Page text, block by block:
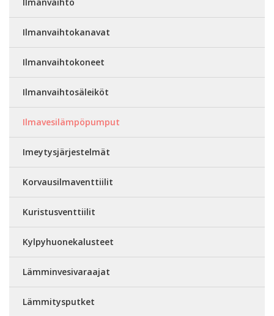
Ilmanvaihtokanavat
Ilmanvaihtokoneet
Ilmanvaihtosäleiköt
Ilmavesilämpöpumput
Imeytysjärjestelmät
Korvausilmaventtiilit
Kuristusventtiilit
Kylpyhuonekalusteet
Lämminvesivaraajat
Lämmitysputket